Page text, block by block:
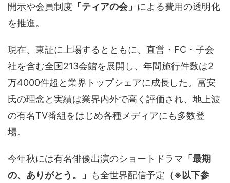
開示や会員制度 「ティアの会」 による費用の透明化
を推進。
現在、東証に上場するとともに、直営・ FC ・子会
社を含む全国213会館を展開し、年間施行件数は2
万4000件超と業界トップシェアに成長した。冨安
氏の理念と実績は業界内外で高く評価され、地上波
の有名TV番組をはじめ各種メディアにも多数登
場。
今年秋には有名俳優出演のショートドラマ 「最期
の、ありがとう。」
も全世界配信予定 （※以下参